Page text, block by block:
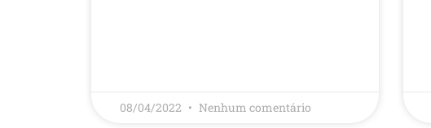
08/04/2022 Nenhum comentário